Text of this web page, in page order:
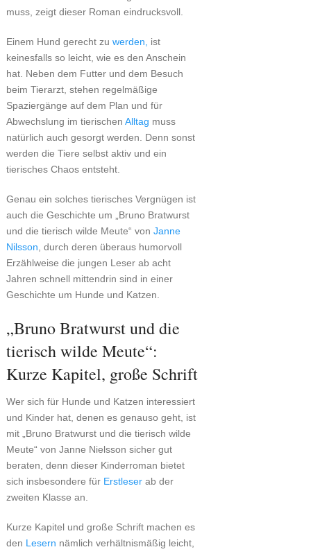
muss, zeigt dieser Roman eindrucksvoll.
Einem Hund gerecht zu werden,
ist
keinesfalls so leicht, wie es den Anschein
hat. Neben dem Futter und dem Besuch
beim Tierarzt, stehen regelmäßige
Spaziergänge auf dem Plan und für
Abwechslung im tierischen Alltag muss
natürlich auch gesorgt werden. Denn sonst
werden die Tiere selbst aktiv und ein
tierisches Chaos entsteht.
Genau ein solches tierisches Vergnügen ist
auch die Geschichte um „Bruno Bratwurst
und die tierisch wilde Meute“ von Janne
Nilsson , durch deren überaus humorvoll
Erzählweise die jungen Leser ab acht
Jahren schnell mittendrin sind in einer
Geschichte um Hunde und Katzen.
„Bruno Bratwurst und die
tierisch wilde Meute“:
Kurze Kapitel, große Schrift
Wer sich für Hunde und Katzen interessiert
und Kinder hat, denen es genauso geht, ist
mit „Bruno Bratwurst und die tierisch wilde
Meute“ von Janne Nielsson sicher gut
beraten, denn dieser Kinderroman bietet
sich insbesondere für Erstleserab der
zweiten Klasse an.
Kurze Kapitel und große Schrift machen es
den Lesern nämlich verhältnismäßig leicht,